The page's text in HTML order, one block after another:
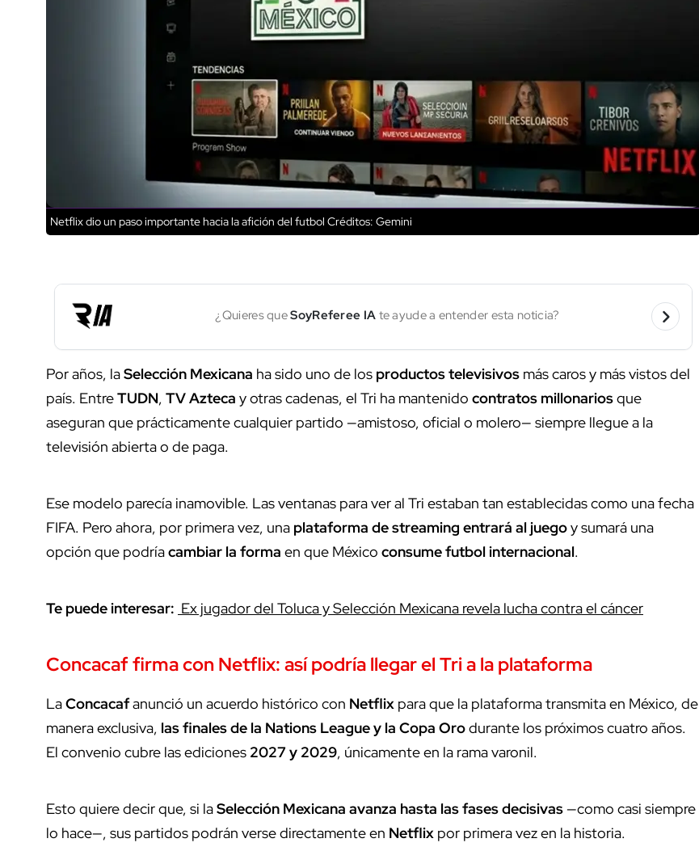
Netflix dio un paso importante hacia la afición del futbol Créditos: Gemini
¿Quieres queSoyReferee IA te ayude a entender esta noticia?
Por años, laSelección Mexicana ha sido uno de los productos televisivos más caros y más vistos del
país. EntreTUDN, TV Azteca y otras cadenas, el Tri ha mantenido contratos millonariosque
aseguran que prácticamente cualquier partido —amistoso, oficial o molero— siempre llegue a la
televisión abierta o de paga.
Ese modelo parecía inamovible. Las ventanas para ver al Tri estaban tan establecidas como una fecha
FIFA. Pero ahora, por primera vez, una plataforma de streaming entrará al juegoy sumará una
opción que podríacambiar la forma en que México consume futbol internacional.
Te puede interesar: Ex jugador del Toluca y Selección Mexicana revela lucha contra el cáncer
Concacaffirma conNetflix: así podría llegar el Tri a la plataforma
LaConcacafanunció un acuerdo histórico con Netflix para que la plataforma transmita en México, de
manera exclusiva, las finales de la Nations League y la Copa Orodurante los próximos cuatro años.
El convenio cubre las ediciones 2027 y 2029, únicamente en la rama varonil.
Esto quiere decir que, si laSelección Mexicana avanza hasta las fases decisivas —como casi siempre
lo hace—, sus partidos podrán verse directamente en Netflix por primera vez en la historia.